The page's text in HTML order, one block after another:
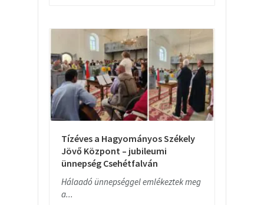
Tízéves a Hagyományos Székely
Jövő Központ – jubileumi
ünnepség Csehétfalván
Hálaadó ünnepséggel emlékeztek meg
a...